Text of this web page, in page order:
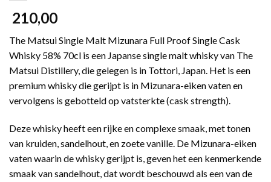
210,00
The Matsui Single Malt Mizunara Full Proof Single Cask
Whisky 58% 70cl is een Japanse single malt whisky van The
Matsui Distillery, die gelegen is in Tottori, Japan. Het is een
premium whisky die gerijpt is in Mizunara-eiken vaten en
vervolgens is gebotteld op vatsterkte (cask strength).
Deze whisky heeft een rijke en complexe smaak, met tonen
van kruiden, sandelhout, en zoete vanille. De Mizunara-eiken
vaten waarin de whisky gerijpt is, geven het een kenmerkende
smaak van sandelhout, dat wordt beschouwd als een van de